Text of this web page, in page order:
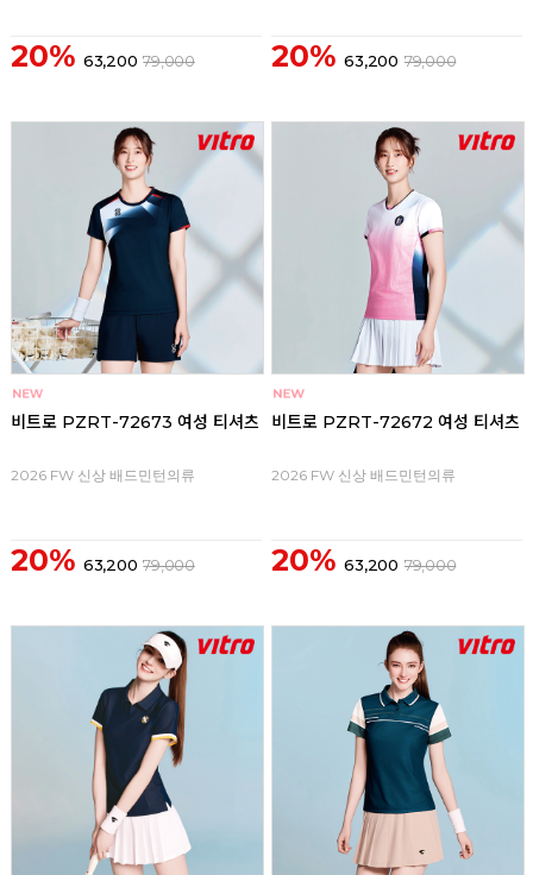
20% 63,200 79,000 20% 63,200 79,000
비트로 PZRT-72673 여성 티셔츠
2026 FW 신상 배드민턴의류
20% 63,200 79,000
비트로 PZRT-72672 여성 티셔츠
2026 FW 신상 배드민턴의류
20% 63,200 79,000